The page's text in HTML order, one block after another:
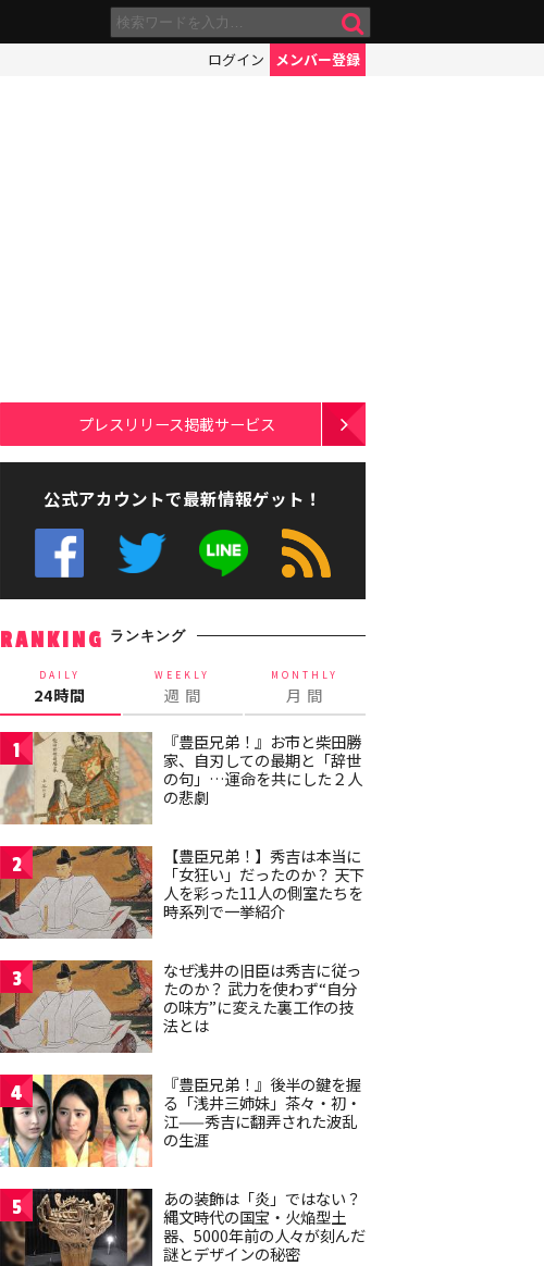
ログイン メンバー登録
プレスリリース掲載サービス
公式アカウントで最新情報ゲット！
RANKING ランキング
DAILY
24時間
WEEKLY
週 間
MONTHLY
月 間
1
『豊臣兄弟！』お市と柴田勝
家、自刃しての最期と「辞世
の句」…運命を共にした２人
の悲劇
2
【豊臣兄弟！】秀吉は本当に
「女狂い」だったのか？ 天下
人を彩った11人の側室たちを
時系列で一挙紹介
3
なぜ浅井の旧臣は秀吉に従っ
たのか？ 武力を使わず“自分
の味方”に変えた裏工作の技
法とは
4
『豊臣兄弟！』後半の鍵を握
る「浅井三姉妹」茶々・初・
江——秀吉に翻弄された波乱
の生涯
5
あの装飾は「炎」ではない？
縄文時代の国宝・火焔型土
器、5000年前の人々が刻んだ
謎とデザインの秘密